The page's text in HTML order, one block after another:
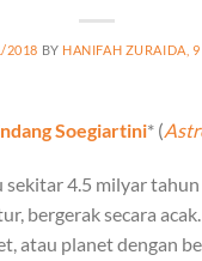
2018 BY HANIFAH ZURAIDA,
Soegiartini* (
4.5 milyar
bergerak secara
atau planet dengan